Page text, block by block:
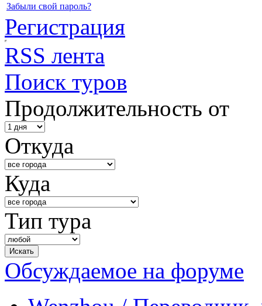
Забыли свой пароль?
Регистрация
RSS лента
Поиск туров
Продолжительность от
Откуда
Куда
Тип тура
Обсуждаемое на форуме